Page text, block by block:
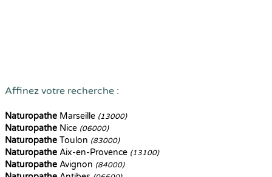
Affinez votre recherche :
Naturopathe Marseille (13000)
Naturopathe Nice (06000)
Naturopathe Toulon (83000)
Naturopathe Aix-en-Provence (13100)
Naturopathe Avignon (84000)